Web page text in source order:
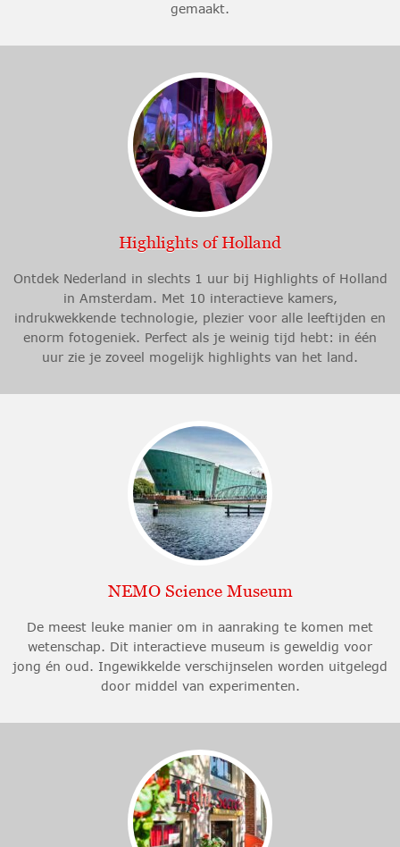
gemaakt.
Highlights of Holland
Ontdek Nederland in slechts 1 uur bij Highlights of Holland
in Amsterdam. Met 10 interactieve kamers,
indrukwekkende technologie, plezier voor alle leeftijden en
enorm fotogeniek. Perfect als je weinig tijd hebt: in één
uur zie je zoveel mogelijk highlights van het land.
NEMO Science Museum
De meest leuke manier om in aanraking te komen met
wetenschap. Dit interactieve museum is geweldig voor
jong én oud. Ingewikkelde verschijnselen worden uitgelegd
door middel van experimenten.